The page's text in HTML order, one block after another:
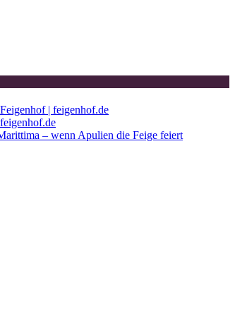
| feigenhof.de
– wenn Apulien die Feige feiert